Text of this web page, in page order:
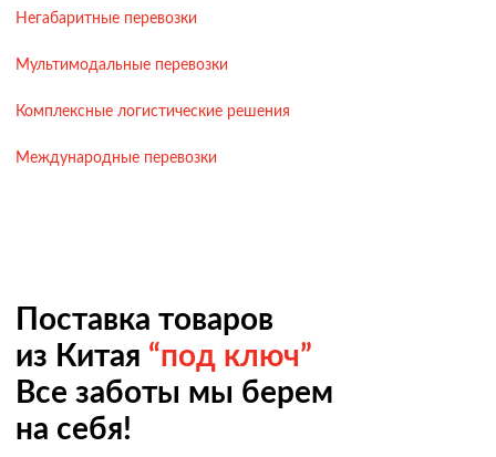
Негабаритные перевозки
Мультимодальные перевозки
Комплексные логистические решения
Международные перевозки
Поставка товаров
из Китая “под ключ”
Все заботы мы берем
на себя!